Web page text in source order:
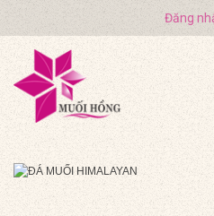
Đăng